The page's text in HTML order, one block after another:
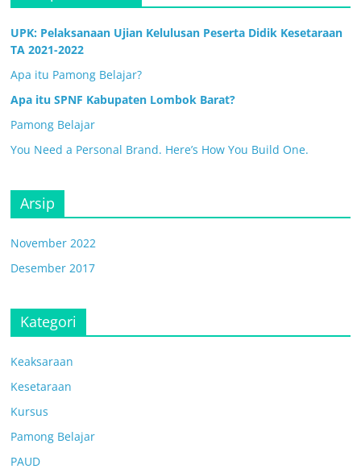
UPK: Pelaksanaan Ujian Kelulusan Peserta Didik Kesetaraan
TA 2021-2022
Apa itu Pamong Belajar?
Apa itu SPNF Kabupaten Lombok Barat?
Pamong Belajar
You Need a Personal Brand. Here’s How You Build One.
Arsip
November 2022
Desember 2017
Kategori
Keaksaraan
Kesetaraan
Kursus
Pamong Belajar
PAUD